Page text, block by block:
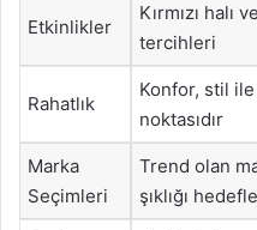
Etkinlikler
Kırmızı halı
tercihleri
Rahatlık
Konfor, stil
noktasıdır
Marka
Seçimleri
Trend olan
şıklığı